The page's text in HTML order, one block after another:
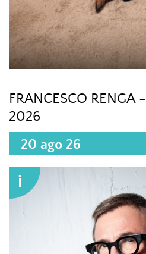
FRANCESCO RENGA
2026
20 ago 26
i